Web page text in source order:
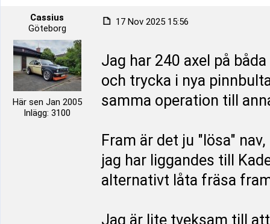
Cassius
Göteborg
Här sen Jan 2005
Inlägg: 3100
17 Nov 2025 15:56
Jag har 240 axel på
och trycka i nya
samma operation till
Fram är det ju "lösa"
jag har liggandes till
alternativt låta fräsa
Jag är lite tveksam till